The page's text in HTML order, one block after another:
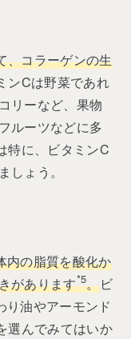
、コラーゲンの生
ンCは野菜であれ
リーなど、果物
ルーツなどに多
特に、ビタミンC
しょう。
内の脂質を酸化か
があります*5。ビ
り油やアーモンド
選んでみてはいか